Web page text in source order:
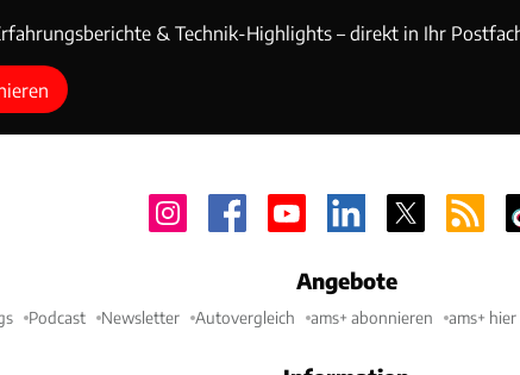
& Technik-Highlights – direkt in Ihr
Angebote
Podcast Newsletter Autovergleich ams+ abonnieren ams+